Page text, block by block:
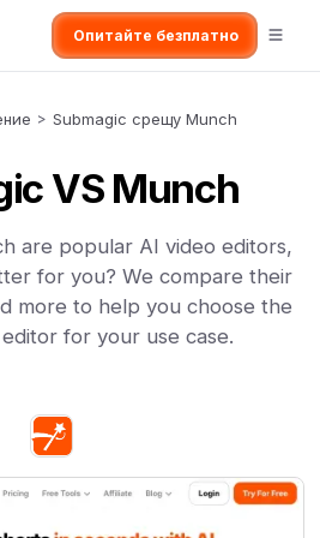
Опитайте безплатно
> Submagic срещу Munch
VS Munch
are popular AI video editors,
for you? We compare their
more to help you choose the
for your use case.